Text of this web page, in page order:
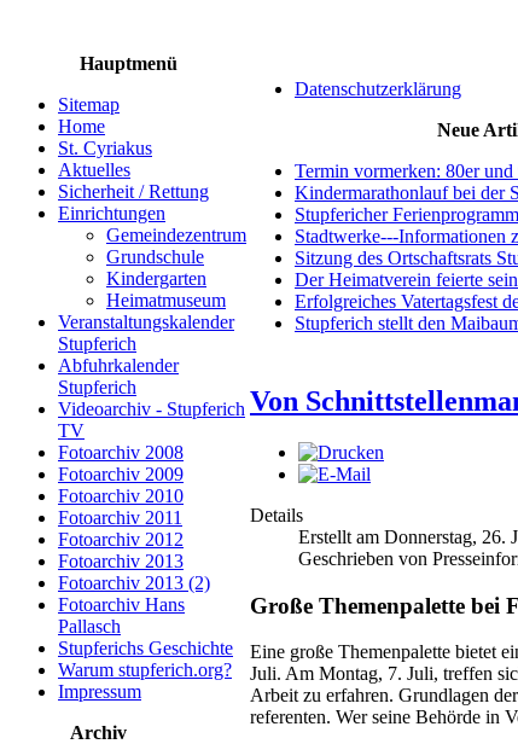
Hauptmenü
Sitemap
Home
St. Cyriakus
Aktuelles
Sicherheit / Rettung
Einrichtungen
Gemeindezentrum
Grundschule
Kindergarten
Heimatmuseum
Veranstaltungskalender
Stupferich
Abfuhrkalender
Stupferich
Videoarchiv - Stupferich
TV
Fotoarchiv 2008
Fotoarchiv 2009
Fotoarchiv 2010
Fotoarchiv 2011
Fotoarchiv 2012
Fotoarchiv 2013
Fotoarchiv 2013 (2)
Fotoarchiv Hans
Pallasch
Stupferichs Geschichte
Warum stupferich.org?
Impressum
Archiv
Datenschutzerklärung
Neue
Termin vormerken: 80er
Kindermarathonlauf bei der
Stupfericher
Stadtwerke---Informationen
Sitzung des Ortschaftsrats
Der Heimatverein feierte
Erfolgreiches Vatertagsfest
Stupferich stellt den
Von
Details
Erstellt am Donnerstag, 26.
Geschrieben von
Große Themenpalette bei
Eine große Themenpalette bietet
Juli. Am Montag, 7. Juli, treffen
Arbeit zu erfahren. Grundlagen
referenten. Wer seine Behörde in